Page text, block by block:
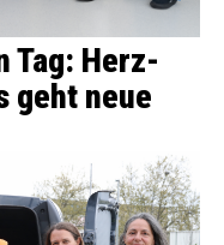
Tag: Herz-
geht neue